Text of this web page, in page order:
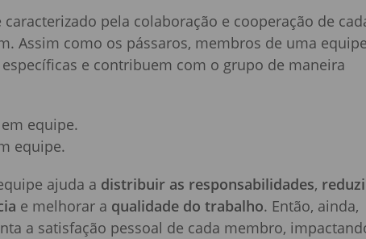
pela colaboração e cooperação de
Assim como os pássaros, membros de uma
e contribuem com o grupo de maneira
equipe.
ajuda a distribuir as responsabilidades,
e melhorar a qualidade do trabalho. Então, ainda,
a satisfação pessoal de cada membro,